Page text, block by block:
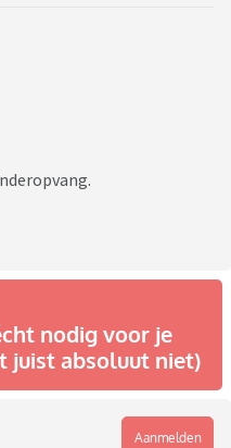
nodig voor je
juist absoluut niet)
Aanmelden